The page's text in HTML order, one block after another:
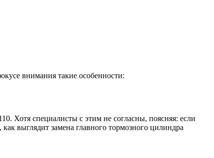
внимания такие особенности:
Хотя специалисты с этим не согласны, поясняя: если
выглядит замена главного тормозного цилиндра